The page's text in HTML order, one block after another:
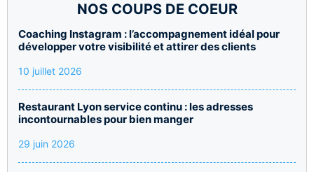
NOS COUPS DE COEUR
Coaching Instagram : l’accompagnement idéal pour
développer votre visibilité et attirer des clients
10 juillet 2026
Restaurant Lyon service continu : les adresses
incontournables pour bien manger
29 juin 2026